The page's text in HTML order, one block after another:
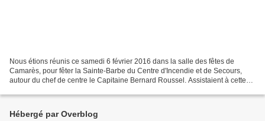
Nous étions réunis ce samedi 6 février 2016 dans la salle des fêtes de
Camarès, pour fêter la Sainte-Barbe du Centre d'Incendie et de Secours,
autour du chef de centre le Capitaine Bernard Roussel. Assistaient à cette
Hébergé par Overblog